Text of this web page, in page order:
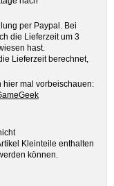
per Paypal. Bei
die Lieferzeit um 3
hast.
Lieferzeit berechnet,
hier mal vorbeischauen:
Kleinteile enthalten
können.